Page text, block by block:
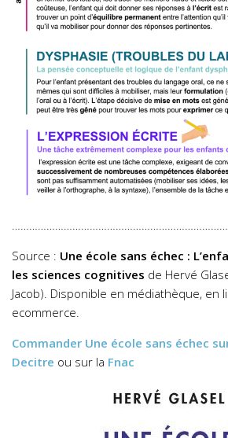
Source : Une école sans échec :
les sciences cognitives de Hervé
Jacob). Disponible en médiathèque, en
ecommerce.
Commander Une école sans échec
Decitre ou sur la Fnac